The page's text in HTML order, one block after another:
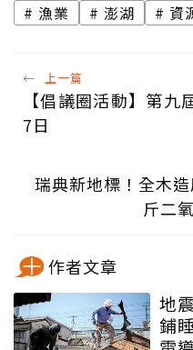
漁業 澎湖 資
← 上一篇
【倡議圈活動】第
7日
瑞典新地標！全木
斤二
作者文章
地
鋪